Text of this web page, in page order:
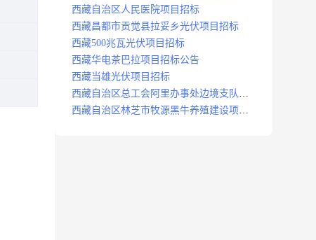
息
西藏自治区人民医院项目招标
西藏昌都市贡觉县拉妥乡光伏项目招标
西藏500兆瓦光伏项目招标
西藏华电茶巴拉项目招标公告
西藏当雄光伏项目招标
西藏自治区总工会阿里办事处边境支队职
工之家建设项目招标公告
西藏自治区林芝市牧源黑牛养殖建设项目